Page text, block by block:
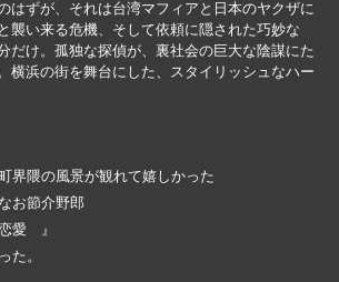
はずが、それは台湾マフィアと日本のヤクザに
襲い来る危機、そして依頼に隠された巧妙な
だけ。孤独な探偵が、裏社会の巨大な陰謀にた
横浜の街を舞台にした、スタイリッシュなハー
界隈の風景が観れて嬉しかった
お節介野郎
愛 』
た。